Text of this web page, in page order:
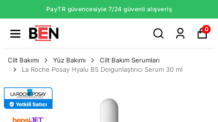
PayTR güvencesiyle 7/24 güvenli alışveriş
0
Cilt Bakımı Yüz Bakımı
Cilt Bakım Serumları
La Roche Posay Hyalu B5 Dolgunlaştırıcı Serum 30 ml